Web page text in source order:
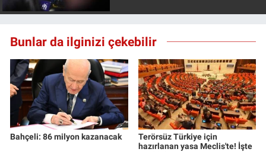
Bunlar da ilginizi çekebilir
Bahçeli: 86 milyon kazanacak
Terörsüz Türkiye için
hazırlanan yasa Meclis'te! İşte
Canlı Yayın